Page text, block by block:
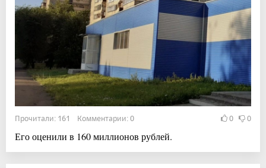
Прочитали: 161 Комментарии: 0 0 0
Его оценили в 160 миллионов рублей.